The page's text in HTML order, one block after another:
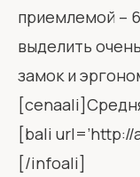
приемлемой –
выделить
замок и
[bali url=’http://
[/infoali]